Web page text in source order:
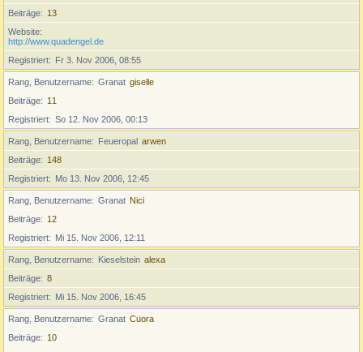
Beiträge
13
Website
http://www.quadengel.de
Registriert
Fr 3. Nov 2006, 08:55
Rang, Benutzername Granat giselle
Beiträge
11
Registriert
So 12. Nov 2006, 00:13
Rang, Benutzername Feueropal arwen
Beiträge
148
Registriert
Mo 13. Nov 2006, 12:45
Rang, Benutzername Granat Nici
Beiträge
12
Registriert
Mi 15. Nov 2006, 12:11
Rang, Benutzername Kieselstein alexa
Beiträge
8
Registriert
Mi 15. Nov 2006, 16:45
Rang, Benutzername Granat Cuora
Beiträge
10